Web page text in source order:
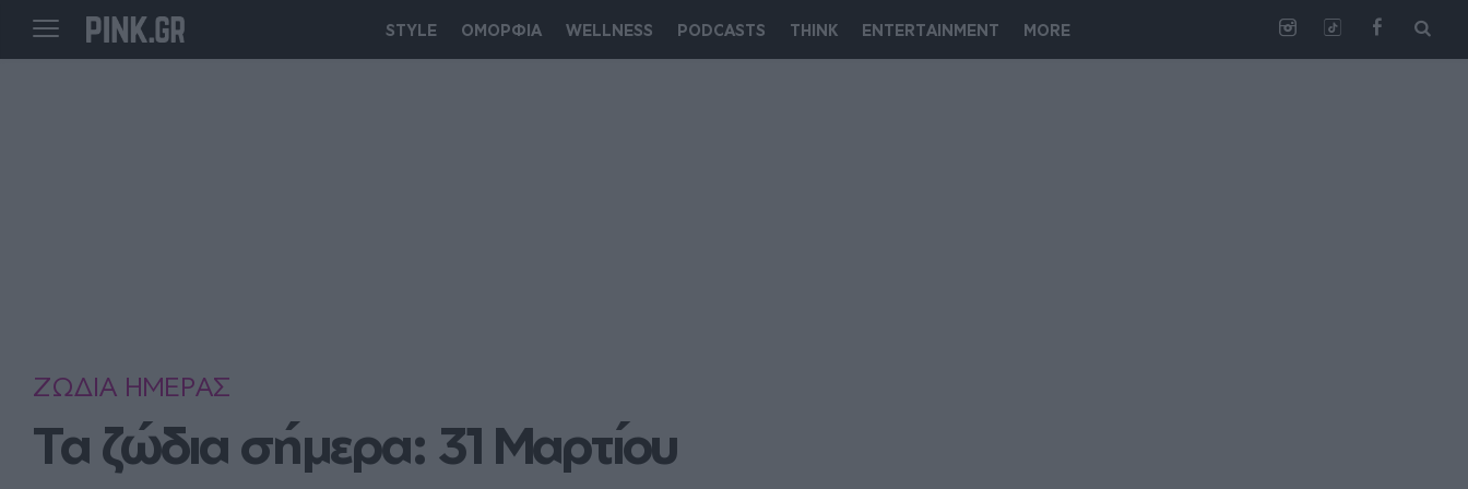
STYLE ΟΜΟΡΦΙΑ WELLNESS PODCASTS THINK ENTERTAINMENT MORE
ΖΩΔΙΑ ΗΜΕΡΑΣ
Τα ζώδια σήμερα: 31 Μαρτίου